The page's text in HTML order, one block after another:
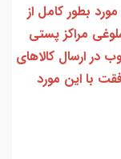
بطور کامل از
مراکز پستی
در ارسال کالاهای
با این مورد